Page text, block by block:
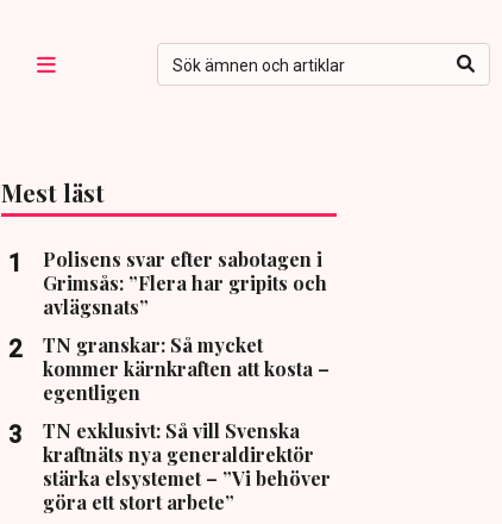
Mest läst
Polisens svar efter sabotagen i
Grimsås: ”Flera har gripits och
avlägsnats”
TN granskar: Så mycket
kommer kärnkraften att kosta –
egentligen
TN exklusivt: Så vill Svenska
kraftnäts nya generaldirektör
stärka elsystemet – ”Vi behöver
göra ett stort arbete”